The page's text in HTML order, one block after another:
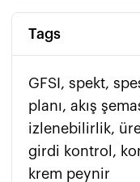
Tags
GFSI, spekt,
planı, akış
izlenebilirlik,
girdi kontrol,
krem peynir